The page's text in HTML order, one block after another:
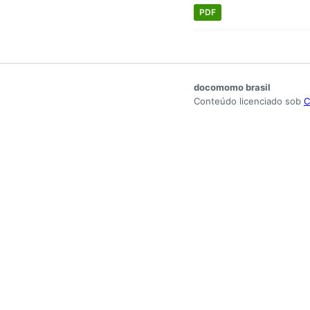
PDF
docomomo brasil
Conteúdo licenciado sob